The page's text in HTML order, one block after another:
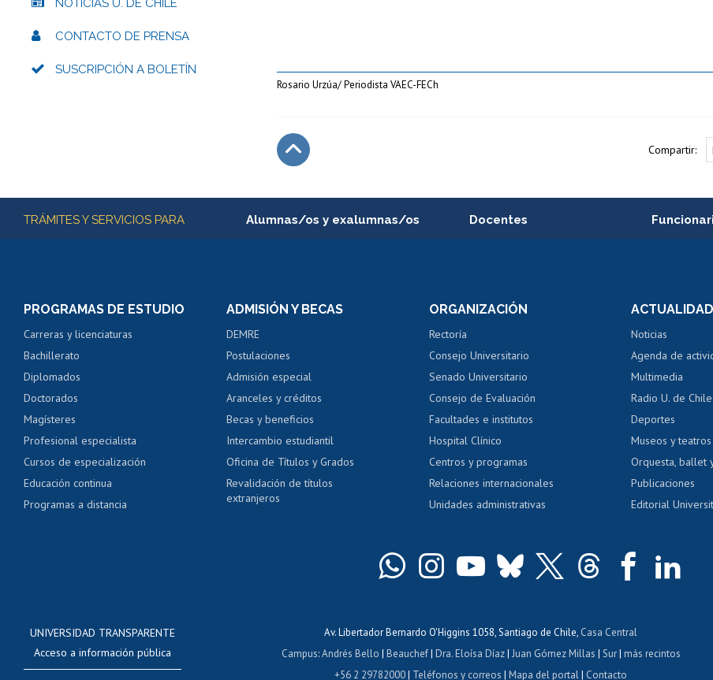
Rosario Urzúa/ Periodista VAEC-FECh
Compartir:
CONTACTO DE PRENSA
SUSCRIPCIÓN A BOLETÍN
Más información
TRÁMITES Y SERVICIOS PARA Alumnas/os y exalumnas/os
Consulta y certificado de notas
Servicio médico y dental
Pago de arancel y crédito alumnos
Pago de arancel y crédito exalumnos
Certificado de títulos y grados
Docentes
Perfeccionamiento
Evaluación docente
Calificación académica
Postulación al AUCAI
Portal de
Certificado
Certificado
Gestión de
Acoso
PROGRAMAS DE ESTUDIO
Carreras y licenciaturas
Bachillerato
Diplomados
Doctorados
Magísteres
Profesional especialista
Cursos de especialización
Educación continua
Programas a distancia
ADMISIÓN Y BECAS
DEMRE
Postulaciones
Admisión especial
Aranceles y créditos
Becas y beneficios
Intercambio estudiantil
Oficina de Títulos y Grados
Revalidación de títulos
extranjeros
ORGANIZACIÓN
Rectoría
Consejo Universitario
Senado Universitario
Consejo de Evaluación
Facultades e institutos
Hospital Clínico
Centros y programas
Relaciones internacionales
Unidades administrativas
Noticias
Agenda de
Multimedia
Radio U. de Chile
Deportes
Museos y teatros
Orquesta, ballet
Publicaciones
Editorial
UNIVERSIDAD TRANSPARENTE
Acceso a información pública
Av. Libertador Bernardo O'Higgins 1058, Santiago de Chile, Casa Central
Campus:Andrés Bello Beauchef| Dra. Eloísa Díaz| Juan Gómez Millas Sur| más recintos
+56 2 29782000 Teléfonos y correos |Mapa del portal Contacto